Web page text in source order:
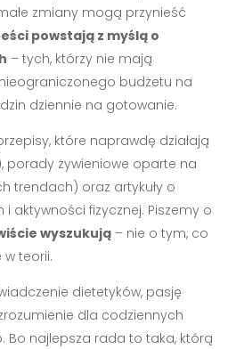
zmiany mogą przynieść
powstają z myślą o
– tych, którzy nie mają
budżetu na
dziennie na gotowanie.
które naprawdę działają
porady żywieniowe oparte na
trendach) oraz artykuły o
aktywności fizycznej. Piszemy o
wyszukują – nie o tym, co
teorii.
dietetyków, pasję
dla codziennych
Bo najlepsza rada to taka, którą